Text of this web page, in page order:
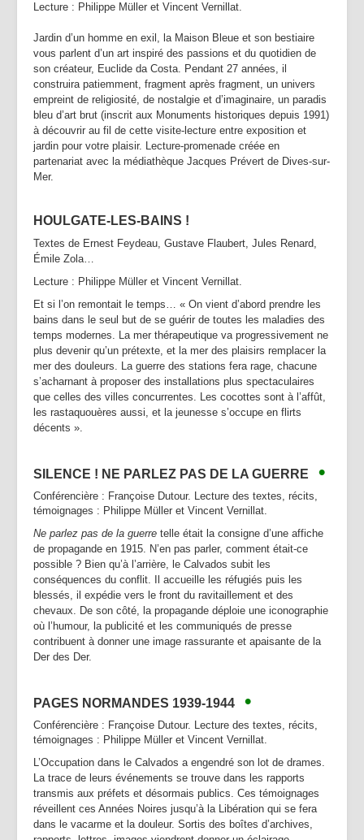
Lecture : Philippe Müller et Vincent Vernillat.
Jardin d’un homme en exil, la Maison Bleue et son bestiaire
vous parlent d’un art inspiré des passions et du quotidien de
son créateur, Euclide da Costa. Pendant 27 années, il
construira patiemment, fragment après fragment, un univers
empreint de religiosité, de nostalgie et d’imaginaire, un paradis
bleu d’art brut (inscrit aux Monuments historiques depuis 1991)
à découvrir au fil de cette visite-lecture entre exposition et
jardin pour votre plaisir. Lecture-promenade créée en
partenariat avec la médiathèque Jacques Prévert de Dives-sur-
Mer.
HOULGATE-LES-BAINS !
Textes de Ernest Feydeau, Gustave Flaubert, Jules Renard,
Émile Zola…
Lecture : Philippe Müller et Vincent Vernillat.
Et si l’on remontait le temps… « On vient d’abord prendre les
bains dans le seul but de se guérir de toutes les maladies des
temps modernes. La mer thérapeutique va progressivement ne
plus devenir qu’un prétexte, et la mer des plaisirs remplacer la
mer des douleurs. La guerre des stations fera rage, chacune
s’acharnant à proposer des installations plus spectaculaires
que celles des villes concurrentes. Les cocottes sont à l’affût,
les rastaquouères aussi, et la jeunesse s’occupe en flirts
décents ».
SILENCE ! NE PARLEZ PAS DE LA GUERRE •
Conférencière : Françoise Dutour. Lecture des textes, récits,
témoignages : Philippe Müller et Vincent Vernillat.
Ne parlez pas de la guerre telle était la consigne d’une affiche
de propagande en 1915. N’en pas parler, comment était-ce
possible ? Bien qu’à l’arrière, le Calvados subit les
conséquences du conflit. Il accueille les réfugiés puis les
blessés, il expédie vers le front du ravitaillement et des
chevaux. De son côté, la propagande déploie une iconographie
où l’humour, la publicité et les communiqués de presse
contribuent à donner une image rassurante et apaisante de la
Der des Der.
PAGES NORMANDES 1939-1944 •
Conférencière : Françoise Dutour. Lecture des textes, récits,
témoignages : Philippe Müller et Vincent Vernillat.
L’Occupation dans le Calvados a engendré son lot de drames.
La trace de leurs événements se trouve dans les rapports
transmis aux préfets et désormais publics. Ces témoignages
réveillent ces Années Noires jusqu’à la Libération qui se fera
dans le vacarme et la douleur. Sortis des boîtes d’archives,